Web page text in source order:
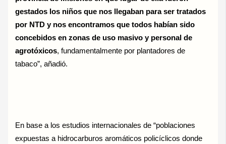
gestados los niños que nos llegaban para ser tratados
por NTD y nos encontramos que todos habían sido
concebidos en zonas de uso masivo y personal de
agrotóxicos, fundamentalmente por plantadores de
tabaco”, añadió.
En base a los estudios internacionales de “poblaciones
expuestas a hidrocarburos aromáticos policíclicos donde